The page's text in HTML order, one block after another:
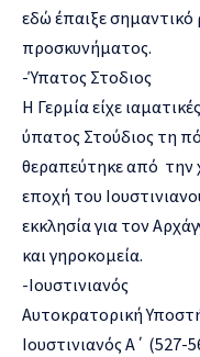
εδώ έπαιξε σημαντικό
προσκυνήματος.
-Ύπατος Στοδιος
Η Γερμία είχε
ύπατος Στούδιος τη
θεραπεύτηκε από την
εποχή του
εκκλησία για τον
και γηροκομεία.
-Ιουστινιανός
Αυτοκρατορική
Ιουστινιανός Α΄ (527-